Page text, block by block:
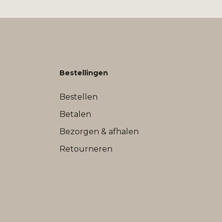
Bestellingen
Bestellen
Betalen
Bezorgen & afhalen
Retourneren